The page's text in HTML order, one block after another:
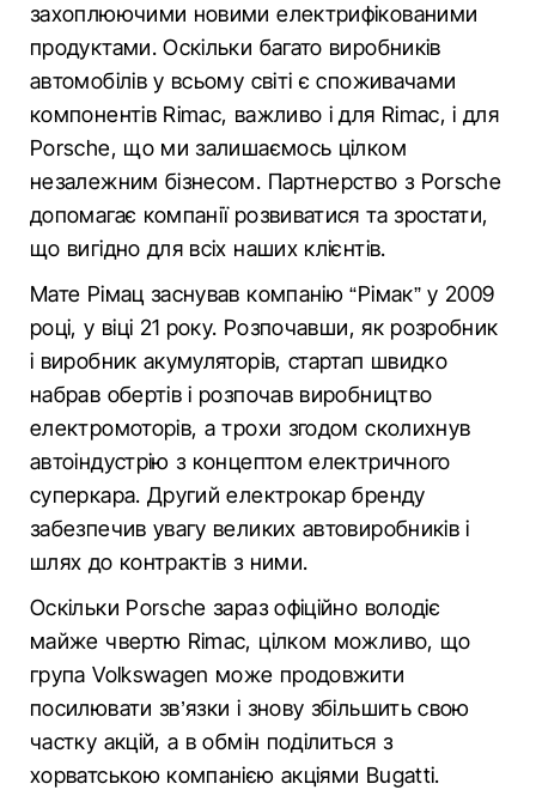
захоплюючими новими електрифікованими
продуктами. Оскільки багато виробників
автомобілів у всьому світі є споживачами
компонентів Rimac, важливо і для Rimac, і для
Porsche, що ми залишаємось цілком
незалежним бізнесом. Партнерство з Porsche
допомагає компанії розвиватися та зростати,
що вигідно для всіх наших клієнтів.
Мате Рімац заснував компанію “Рімак” у 2009
році, у віці 21 року. Розпочавши, як розробник
і виробник акумуляторів, стартап швидко
набрав обертів і розпочав виробництво
електромоторів, а трохи згодом сколихнув
автоіндустрію з концептом електричного
суперкара. Другий електрокар бренду
забезпечив увагу великих автовиробників і
шлях до контрактів з ними.
Оскільки Porsche зараз офіційно володіє
майже чвертю Rimac, цілком можливо, що
група Volkswagen може продовжити
посилювати зв’язки і знову збільшить свою
частку акцій, а в обмін поділиться з
хорватською компанією акціями Bugatti.